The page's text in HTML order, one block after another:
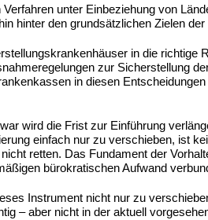
unter Einbeziehung von
hinter den grundsätzlichen Zielen der
in die richtige
zur Sicherstellung
in diesen
wird die Frist zur Einführung
einfach nur zu verschieben, ist
retten. Das Fundament der
bürokratischen Aufwand
Instrument nicht nur zu
– aber nicht in der aktuell